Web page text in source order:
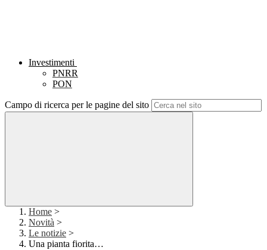
Investimenti
PNRR
PON
Campo di ricerca per le pagine del sito
Home >
Novità >
Le notizie >
Una pianta fiorita…